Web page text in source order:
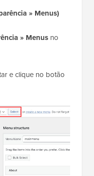
» Menus)
» Menus no
e clique no botão